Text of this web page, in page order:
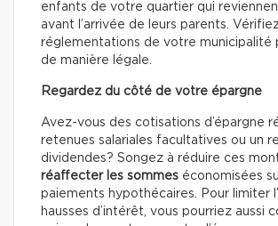
enfants de votre quartier qui
avant l’arrivée de leurs parents.
réglementations de votre municipalité
de manière légale.
Regardez du côté de votre épargne
Avez-vous des cotisations d’épargne
retenues salariales facultatives ou un
dividendes? Songez à réduire ces
réaffecter les sommes économisées
paiements hypothécaires. Pour limiter
hausses d’intérêt, vous pourriez aussi